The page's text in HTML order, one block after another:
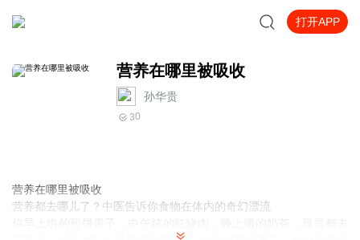
打开APP
营养在哪里被吸收
孙华贵
30
营养在哪里被吸收
营养都去哪儿了？中医告诉你食物在体内的奇幻漂流